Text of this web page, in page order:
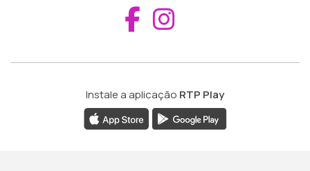
Aceder ao
Instale a aplicação RTP Play